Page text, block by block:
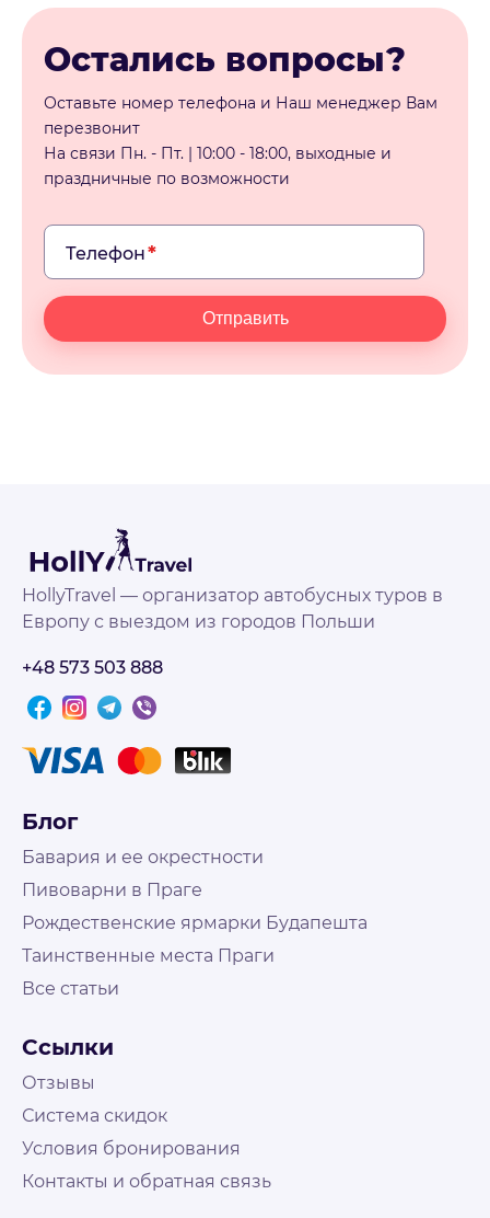
Свяжитесь с нами и наш менеджер поможет
подобрать путешествие
На связи Пн. - Пт. | 10:00 - 18:00, выходные и
Контакты
+48 573 503 888
booking@holly-travel.pl
Остались вопросы?
Оставьте номер телефона и Наш менеджер Вам
перезвонит
На связи Пн. - Пт. | 10:00 - 18:00, выходные и
праздничные по возможности
Телефон
Отправить
HollyTravel — организатор автобусных туров в
Европу с выездом из городов Польши
+48 573 503 888
Блог
Бавария и ее окрестности
Пивоварни в Праге
Рождественские ярмарки Будапешта
Таинственные места Праги
Все статьи
Ссылки
Отзывы
Система скидок
Условия бронирования
Контакты и обратная связь